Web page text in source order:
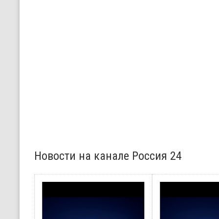
Новости на канале Россия 24